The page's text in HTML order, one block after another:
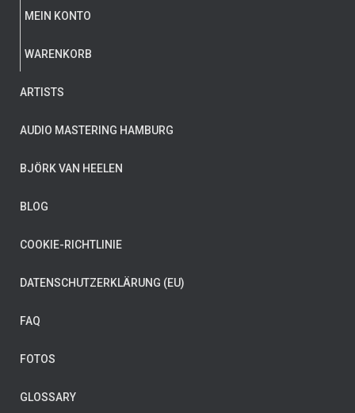
MEIN KONTO
WARENKORB
ARTISTS
AUDIO MASTERING HAMBURG
BJÖRK VAN HEELEN
BLOG
COOKIE-RICHTLINIE
DATENSCHUTZERKLÄRUNG (EU)
FAQ
FOTOS
GLOSSARY